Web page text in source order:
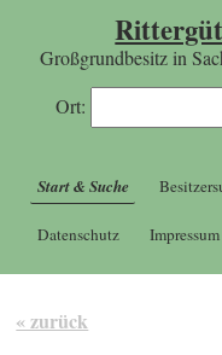
Großgrundbesitz in
Ort:
Start & Suche
Datenschutz Impressum
« zurück